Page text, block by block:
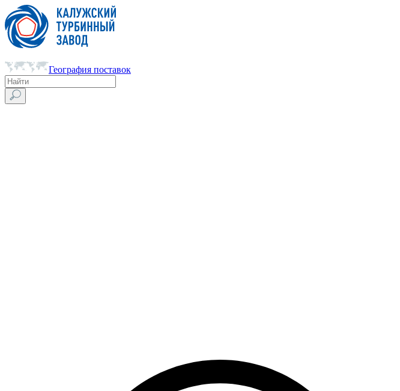
География поставок